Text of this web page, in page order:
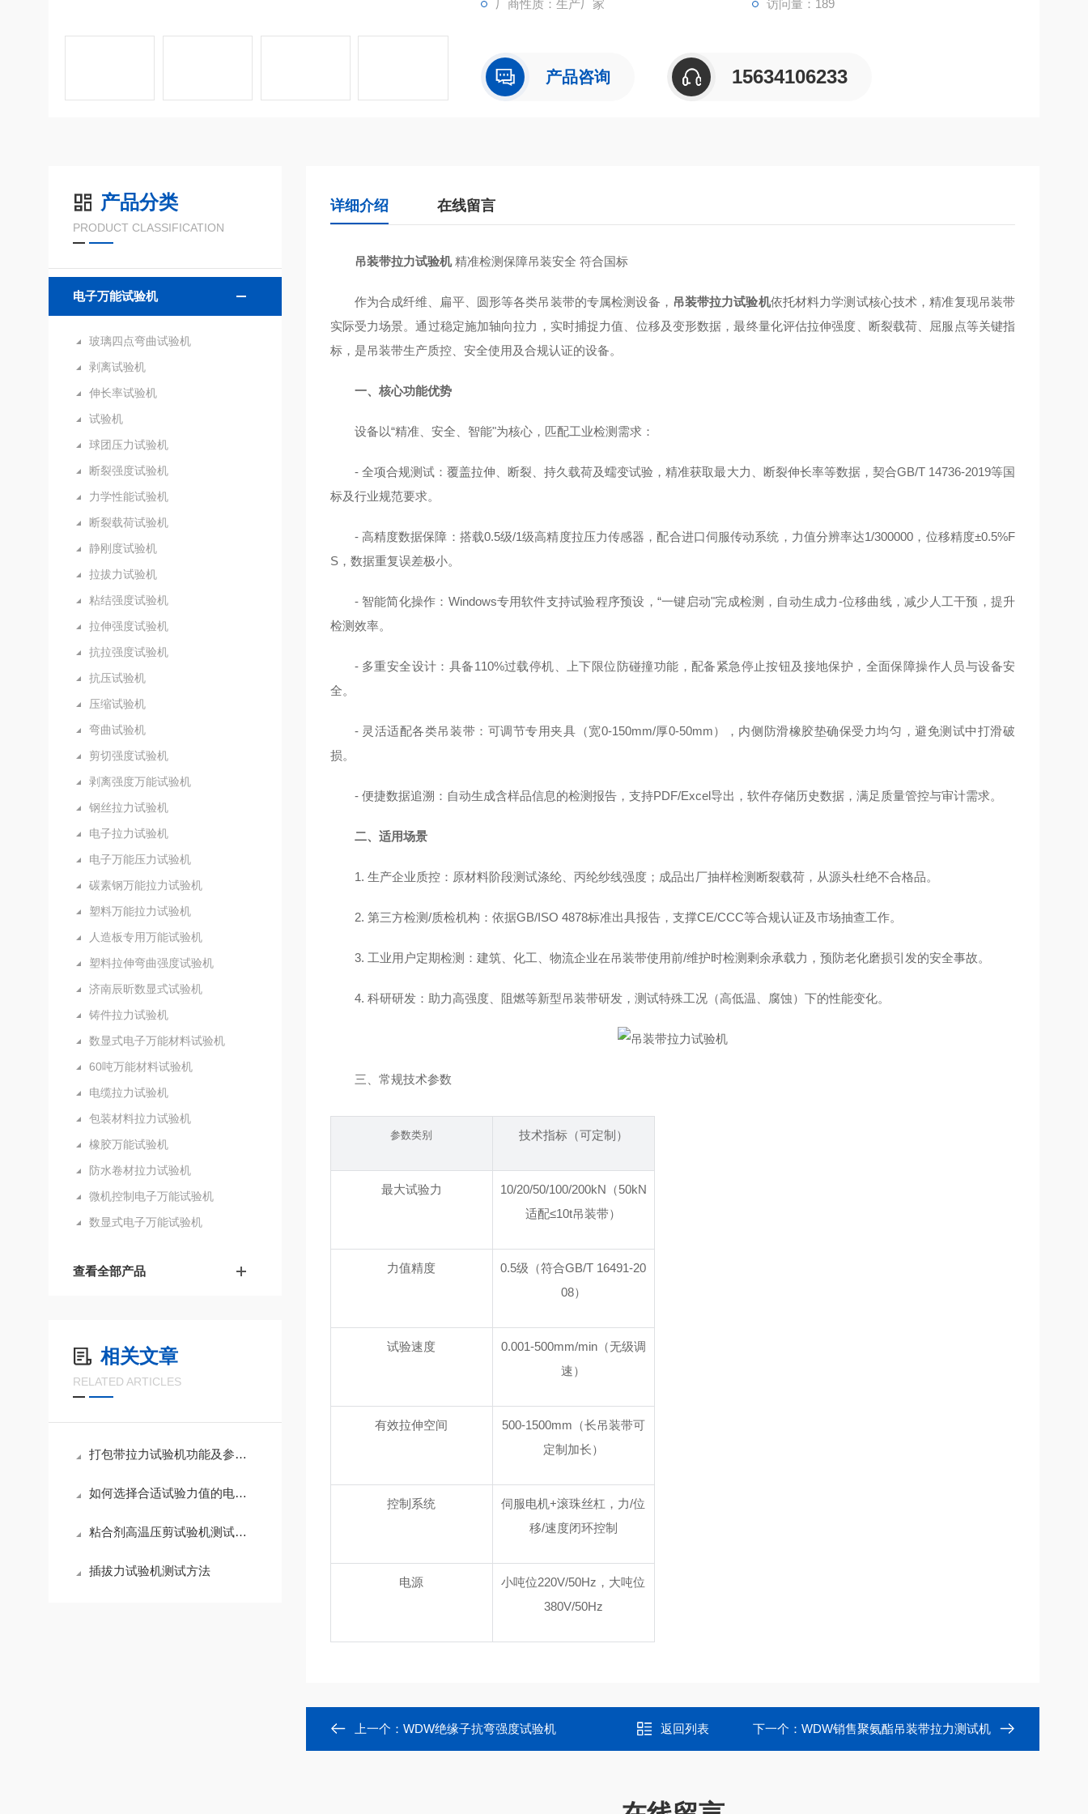
厂商性质：生产厂家 访问量：189
产品咨询 15634106233
产品分类
PRODUCT CLASSIFICATION
电子万能试验机
玻璃四点弯曲试验机
剥离试验机
伸长率试验机
试验机
球团压力试验机
断裂强度试验机
力学性能试验机
断裂载荷试验机
静刚度试验机
拉拔力试验机
粘结强度试验机
拉伸强度试验机
抗拉强度试验机
抗压试验机
压缩试验机
弯曲试验机
剪切强度试验机
剥离强度万能试验机
钢丝拉力试验机
电子拉力试验机
电子万能压力试验机
碳素钢万能拉力试验机
塑料万能拉力试验机
人造板专用万能试验机
塑料拉伸弯曲强度试验机
济南辰昕数显式试验机
铸件拉力试验机
数显式电子万能材料试验机
60吨万能材料试验机
电缆拉力试验机
包装材料拉力试验机
橡胶万能试验机
防水卷材拉力试验机
微机控制电子万能试验机
数显式电子万能试验机
查看全部产品
相关文章
RELATED ARTICLES
打包带拉力试验机功能及参数介绍
如何选择合适试验力值的电子拉力试验机
粘合剂高温压剪试验机测试方法
插拔力试验机测试方法
详细介绍 在线留言
吊装带拉力试验机精准检测保障吊装安全 符合国标
作为合成纤维、扁平、圆形等各类吊装带的专属检测设备， 吊装带拉力试验机依托材料力学测试核心技术，精准复现吊装带
实际受力场景。通过稳定施加轴向拉力，实时捕捉力值、位移及变形数据，最终量化评估拉伸强度、断裂载荷、屈服点等关键指
标，是吊装带生产质控、安全使用及合规认证的设备。
一、核心功能优势
设备以“精准、安全、智能"为核心，匹配工业检测需求：
- 全项合规测试：覆盖拉伸、断裂、持久载荷及蠕变试验，精准获取最大力、断裂伸长率等数据，契合GB/T 14736-2019等国
标及行业规范要求。
- 高精度数据保障：搭载0.5级/1级高精度拉压力传感器，配合进口伺服传动系统，力值分辨率达1/300000，位移精度±0.5%F
S，数据重复误差极小。
- 智能简化操作：Windows专用软件支持试验程序预设，“一键启动"完成检测，自动生成力-位移曲线，减少人工干预，提升
检测效率。
- 多重安全设计：具备110%过载停机、上下限位防碰撞功能，配备紧急停止按钮及接地保护，全面保障操作人员与设备安
全。
- 灵活适配各类吊装带：可调节专用夹具（宽0-150mm/厚0-50mm），内侧防滑橡胶垫确保受力均匀，避免测试中打滑破
损。
- 便捷数据追溯：自动生成含样品信息的检测报告，支持PDF/Excel导出，软件存储历史数据，满足质量管控与审计需求。
二、适用场景
1. 生产企业质控：原材料阶段测试涤纶、丙纶纱线强度；成品出厂抽样检测断裂载荷，从源头杜绝不合格品。
2. 第三方检测/质检机构：依据GB/ISO 4878标准出具报告，支撑CE/CCC等合规认证及市场抽查工作。
3. 工业用户定期检测：建筑、化工、物流企业在吊装带使用前/维护时检测剩余承载力，预防老化磨损引发的安全事故。
4. 科研研发：助力高强度、阻燃等新型吊装带研发，测试特殊工况（高低温、腐蚀）下的性能变化。
三、常规技术参数
参数类别 技术指标（可定制）
最大试验力
10/20/50/100/200kN（50kN
适配≤10t吊装带）
力值精度
0.5级（符合GB/T 16491-20
08）
试验速度
0.001-500mm/min（无级调
速）
有效拉伸空间
500-1500mm（长吊装带可
定制加长）
控制系统
伺服电机+滚珠丝杠，力/位
移/速度闭环控制
电源
小吨位220V/50Hz，大吨位
380V/50Hz
上一个： WDW绝缘子抗弯强度试验机 返回列表 下一个： WDW销售聚氨酯吊装带拉力测试机